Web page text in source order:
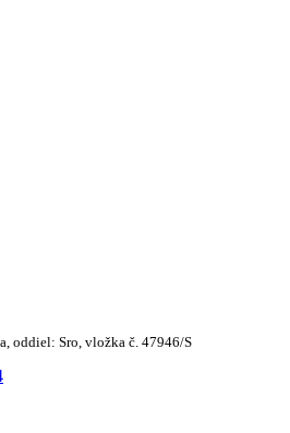
oddiel: Sro, vložka č. 47946/S